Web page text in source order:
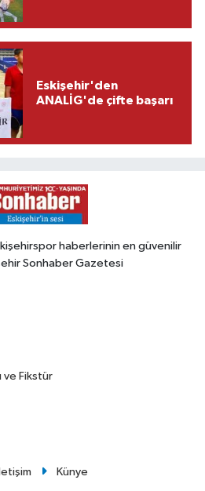
Eskişehir'den
ANALİG'de çifte başarı
haberlerinin en güvenilir
Sonhaber Gazetesi
ve Fikstür
İletişim Künye